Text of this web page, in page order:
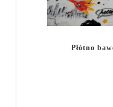
Płótno